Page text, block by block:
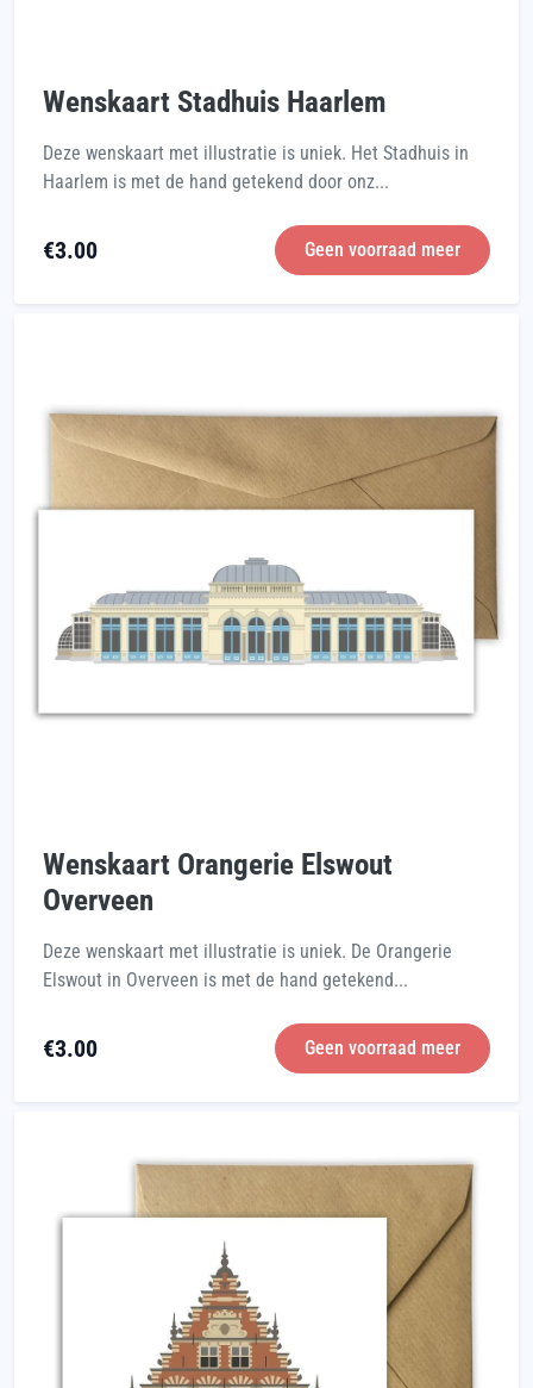
Wenskaart Stadhuis Haarlem
Deze wenskaart met illustratie is uniek. Het Stadhuis in
Haarlem is met de hand getekend door onz...
€3.00 Geen voorraad meer
Wenskaart Orangerie Elswout
Overveen
Deze wenskaart met illustratie is uniek. De Orangerie
Elswout in Overveen is met de hand getekend...
€3.00 Geen voorraad meer